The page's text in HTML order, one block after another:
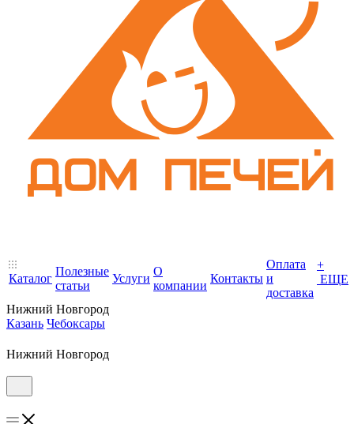
Каталог
Полезные
статьи
Услуги
О
компании
Контакты
Оплата
и
доставка
+
ЕЩЕ
Нижний Новгород
Казань Чебоксары
Нижний Новгород